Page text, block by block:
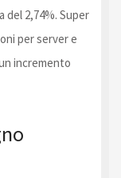
2,74%. Super
per server e
incremento